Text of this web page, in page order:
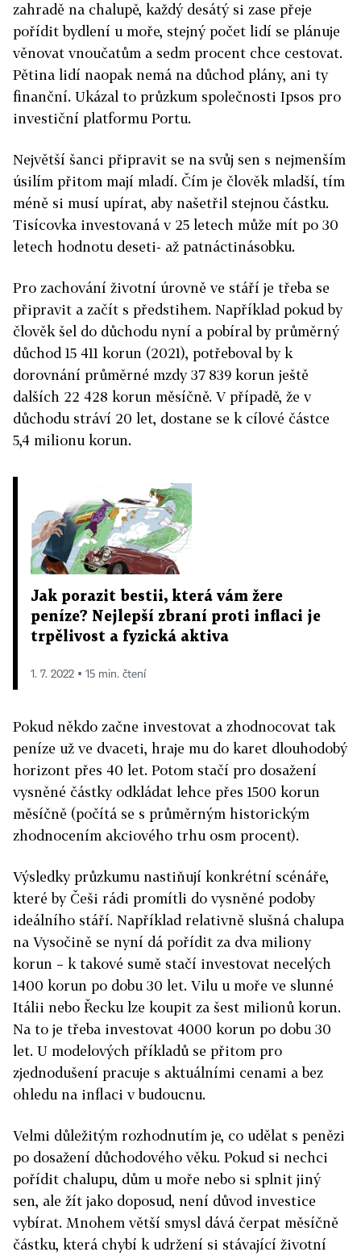
zahradě na chalupě, každý desátý si zase přeje
pořídit bydlení u moře, stejný počet lidí se plánuje
věnovat vnoučatům a sedm procent chce cestovat.
Pětina lidí naopak nemá na důchod plány, ani ty
finanční. Ukázal to průzkum společnosti Ipsos pro
investiční platformu Portu.
Největší šanci připravit se na svůj sen s nejmenším
úsilím přitom mají mladí. Čím je člověk mladší, tím
méně si musí upírat, aby našetřil stejnou částku.
Tisícovka investovaná v 25 letech může mít po 30
letech hodnotu deseti- až patnáctinásobku.
Pro zachování životní úrovně ve stáří je třeba se
připravit a začít s předstihem. Například pokud by
člověk šel do důchodu nyní a pobíral by průměrný
důchod 15 411 korun (2021), potřeboval by k
dorovnání průměrné mzdy 37 839 korun ještě
dalších 22 428 korun měsíčně. V případě, že v
důchodu stráví 20 let, dostane se k cílové částce
5,4 milionu korun.
Jak porazit bestii, která vám žere
peníze? Nejlepší zbraní proti inflaci je
trpělivost a fyzická aktiva
1. 7. 2022 ▪ 15 min. čtení
Pokud někdo začne investovat a zhodnocovat tak
peníze už ve dvaceti, hraje mu do karet dlouhodobý
horizont přes 40 let. Potom stačí pro dosažení
vysněné částky odkládat lehce přes 1500 korun
měsíčně (počítá se s průměrným historickým
zhodnocením akciového trhu osm procent).
Výsledky průzkumu nastiňují konkrétní scénáře,
které by Češi rádi promítli do vysněné podoby
ideálního stáří. Například relativně slušná chalupa
na Vysočině se nyní dá pořídit za dva miliony
korun – k takové sumě stačí investovat necelých
1400 korun po dobu 30 let. Vilu u moře ve slunné
Itálii nebo Řecku lze koupit za šest milionů korun.
Na to je třeba investovat 4000 korun po dobu 30
let. U modelových příkladů se přitom pro
zjednodušení pracuje s aktuálními cenami a bez
ohledu na inflaci v budoucnu.
Velmi důležitým rozhodnutím je, co udělat s penězi
po dosažení důchodového věku. Pokud si nechci
pořídit chalupu, dům u moře nebo si splnit jiný
sen, ale žít jako doposud, není důvod investice
vybírat. Mnohem větší smysl dává čerpat měsíčně
částku, která chybí k udržení si stávající životní